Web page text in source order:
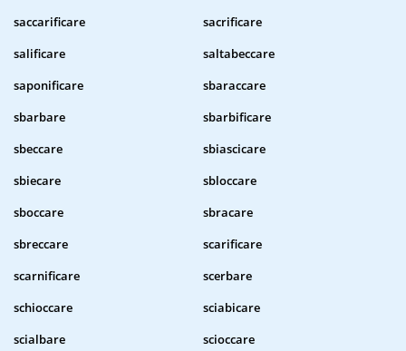
saccarificare
sacrificare
salificare
saltabeccare
saponificare
sbaraccare
sbarbare
sbarbificare
sbeccare
sbiascicare
sbiecare
sbloccare
sboccare
sbracare
sbreccare
scarificare
scarnificare
scerbare
schioccare
sciabicare
scialbare
scioccare